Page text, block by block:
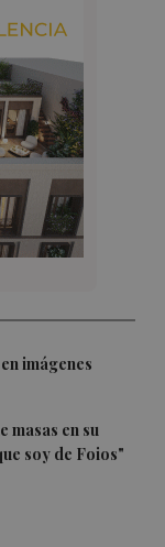
imágenes
en su
soy de Foios"